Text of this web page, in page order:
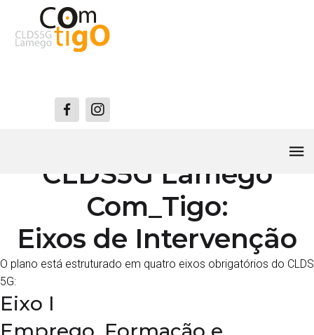
O Plano de Ação do
CLDS5G Lamego
Com_Tigo:
Eixos de Intervenção
O plano está estruturado em quatro eixos obrigatórios do CLDS
5G:
Eixo I